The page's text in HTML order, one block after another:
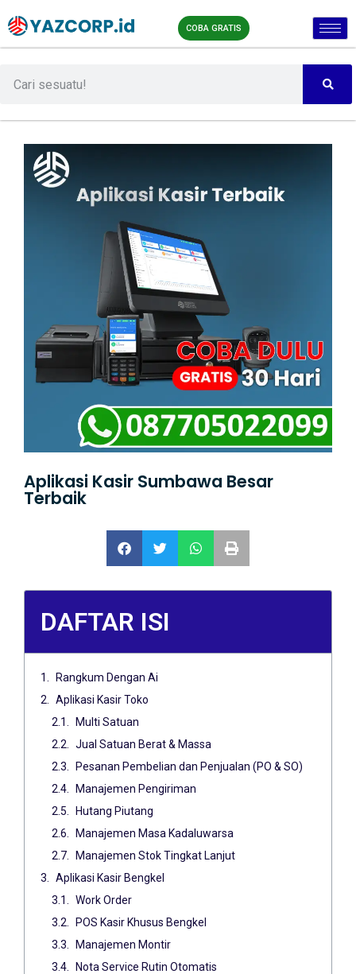
COBA GRATIS
Aplikasi Kasir Sumbawa Besar
Terbaik
DAFTAR ISI
Rangkum Dengan Ai
Aplikasi Kasir Toko
Multi Satuan
Jual Satuan Berat & Massa
Pesanan Pembelian dan Penjualan (PO & SO)
Manajemen Pengiriman
Hutang Piutang
Manajemen Masa Kadaluwarsa
Manajemen Stok Tingkat Lanjut
Aplikasi Kasir Bengkel
Work Order
POS Kasir Khusus Bengkel
Manajemen Montir
Nota Service Rutin Otomatis